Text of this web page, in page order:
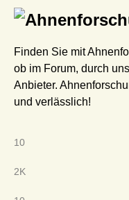
Finden Sie mit
ob im Forum, durch
Anbieter.
und verlässlich!
10
2K